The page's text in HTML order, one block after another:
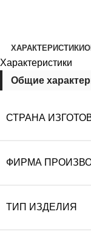
ХАРАКТЕРИСТИКИ
Характеристики
Общие
СТРАНА
ФИРМА
ТИП ИЗДЕЛИЯ